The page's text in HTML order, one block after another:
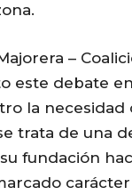
–
este debate
la necesidad
trata de una
fundación